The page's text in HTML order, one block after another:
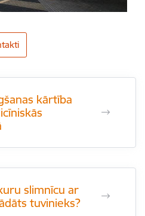
kārtība
slimnīcu ar
tuvinieks?